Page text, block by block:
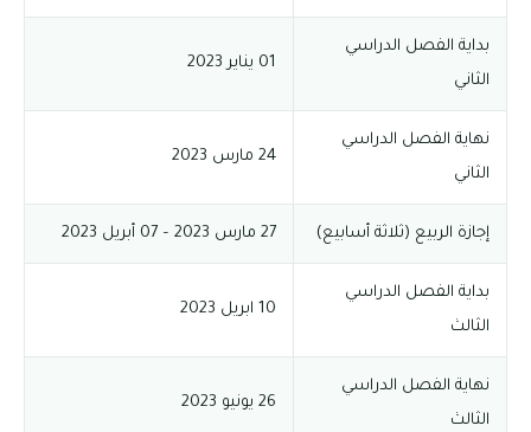
بداية الفصل الدراسي
الثاني
01 يناير 2023
نهاية الفصل الدراسي
الثاني
24 مارس 2023
إجازة الربيع (ثلاثة أسابيع) 27 مارس 2023 – 07 أبريل 2023
بداية الفصل الدراسي
الثالث
10 ابريل 2023
نهاية الفصل الدراسي
الثالث
26 يونيو 2023